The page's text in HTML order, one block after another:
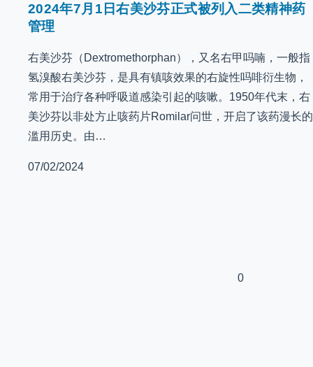
2024年7月1日右美沙芬正式被列入二类精神药
管理
右美沙芬（Dextromethorphan），又名右甲吗喃，一般指
氢溴酸右美沙芬，是具有镇咳效果的右旋性吗啡衍生物，
常用于治疗各种呼吸道感染引起的咳嗽。1950年代末，右
美沙芬以非处方止咳药片Romilar问世，开启了该药漫长的
滥用历史。由…
07/02/2024
0